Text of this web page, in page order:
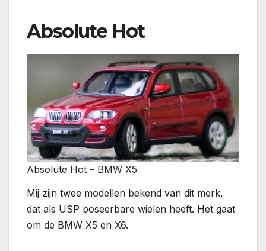
Absolute Hot
Absolute Hot – BMW X5
Mij zijn twee modellen bekend van dit merk,
dat als USP poseerbare wielen heeft. Het gaat
om de BMW X5 en X6.